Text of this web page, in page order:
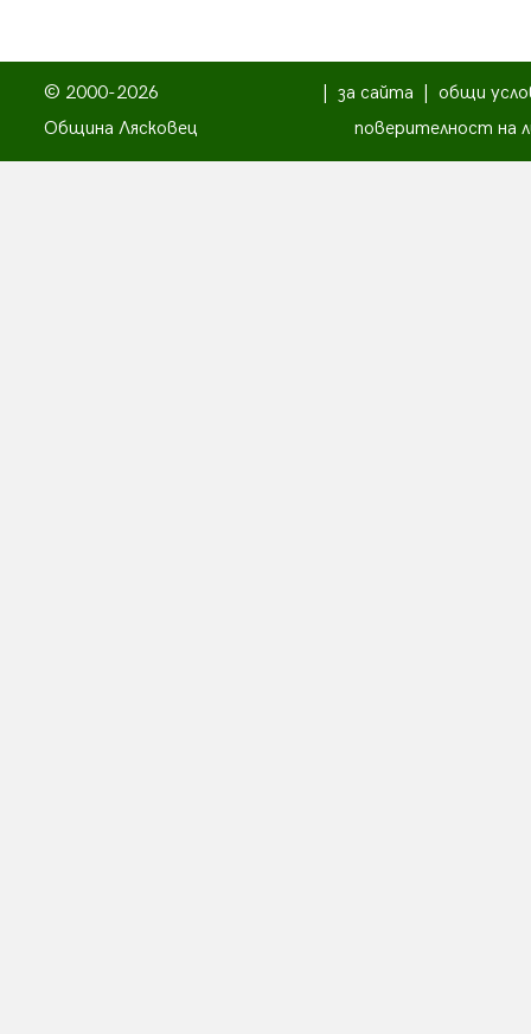
© 2000-2026
Община Лясковец
за сайта
общи
поверителност на